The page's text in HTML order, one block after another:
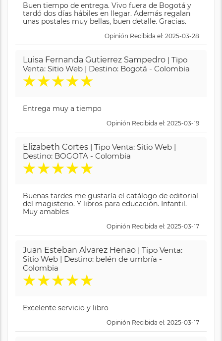
Buen tiempo de entrega. Vivo fuera de Bogotá y
tardó dos días hábiles en llegar. Además regalan
unas postales muy bellas, buen detalle. Gracias.
Opinión Recibida el: 2025-03-28
Luisa Fernanda Gutierrez Sampedro | Tipo
Venta: Sitio Web | Destino: Bogotá - Colombia
★★★★★
Entrega muy a tiempo
Opinión Recibida el: 2025-03-19
Elizabeth Cortes | Tipo Venta: Sitio Web |
Destino: BOGOTA - Colombia
★★★★★
Buenas tardes me gustaría el catálogo de editorial
del magisterio. Y libros para educación. Infantil.
Muy amables
Opinión Recibida el: 2025-03-17
Juan Esteban Alvarez Henao | Tipo Venta:
Sitio Web | Destino: belén de umbría -
Colombia
★★★★★
Excelente servicio y libro
Opinión Recibida el: 2025-03-17